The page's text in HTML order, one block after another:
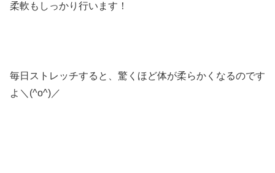
柔軟もしっかり行います！
毎日ストレッチすると、驚くほど体が柔らかくなるのです
よ＼(^o^)／